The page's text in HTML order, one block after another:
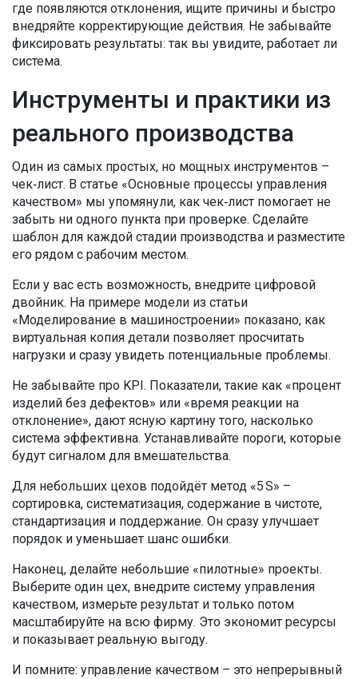
где появляются отклонения, ищите причины и быстро
внедряйте корректирующие действия. Не забывайте
фиксировать результаты: так вы увидите, работает ли
система.
Инструменты и практики из
реального производства
Один из самых простых, но мощных инструментов –
чек‑лист. В статье «Основные процессы управления
качеством» мы упомянули, как чек‑лист помогает не
забыть ни одного пункта при проверке. Сделайте
шаблон для каждой стадии производства и разместите
его рядом с рабочим местом.
Если у вас есть возможность, внедрите цифровой
двойник. На примере модели из статьи
«Моделирование в машиностроении» показано, как
виртуальная копия детали позволяет просчитать
нагрузки и сразу увидеть потенциальные проблемы.
Не забывайте про KPI. Показатели, такие как «процент
изделий без дефектов» или «время реакции на
отклонение», дают ясную картину того, насколько
система эффективна. Устанавливайте пороги, которые
будут сигналом для вмешательства.
Для небольших цехов подойдёт метод «5 S» –
сортировка, систематизация, содержание в чистоте,
стандартизация и поддержание. Он сразу улучшает
порядок и уменьшает шанс ошибки.
Наконец, делайте небольшие «пилотные» проекты.
Выберите один цех, внедрите систему управления
качеством, измерьте результат и только потом
масштабируйте на всю фирму. Это экономит ресурсы
и показывает реальную выгоду.
И помните: управление качеством – это непрерывный